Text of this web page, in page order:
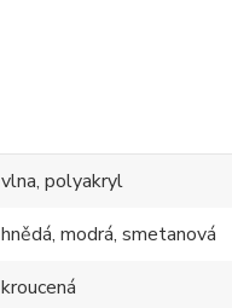
vlna, polyakryl
hnědá, modrá, smetanová
kroucená